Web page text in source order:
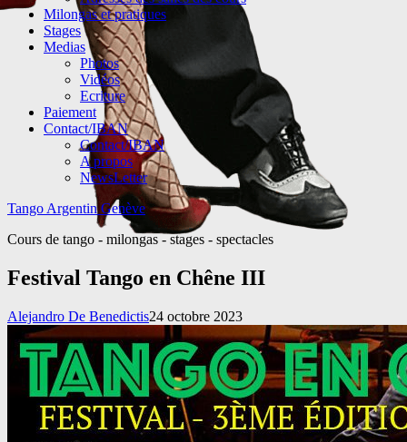
Milongas et pratiques
Stages
Medias
Photos
Vidéos
Ecriture
Paiement
Contact/IBAN
Contact/IBAN
A propos
NewsLetter
Tango Argentin Genève
Cours de tango - milongas - stages - spectacles
Festival Tango en Chêne III
Alejandro De Benedictis24 octobre 2023